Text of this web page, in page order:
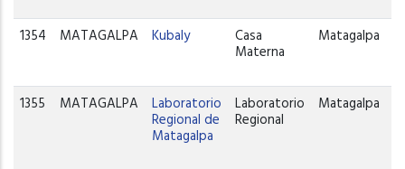
1354 MATAGALPA Kubaly Casa
Materna
Matagalpa
1355 MATAGALPA Laboratorio
Regional de
Matagalpa
Laboratorio
Regional
Matagalpa